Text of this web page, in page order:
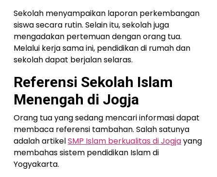
Sekolah menyampaikan laporan perkembangan
siswa secara rutin. Selain itu, sekolah juga
mengadakan pertemuan dengan orang tua.
Melalui kerja sama ini, pendidikan di rumah dan
sekolah dapat berjalan selaras.
Referensi Sekolah Islam
Menengah di Jogja
Orang tua yang sedang mencari informasi dapat
membaca referensi tambahan. Salah satunya
adalah artikelSMP Islam berkualitas di Jogjayang
membahas sistem pendidikan Islam di
Yogyakarta.